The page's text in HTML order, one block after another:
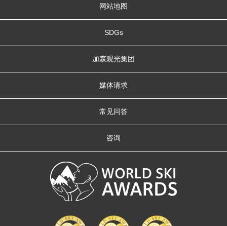
网站地图
SDGs
加森观光集团
媒体请求
常见问答
咨询